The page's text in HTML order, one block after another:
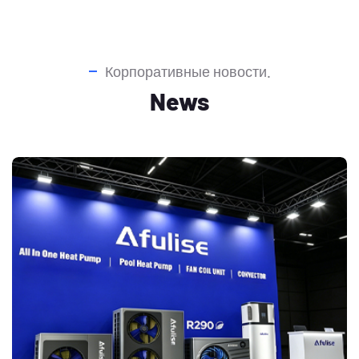
Корпоративные новости.
News